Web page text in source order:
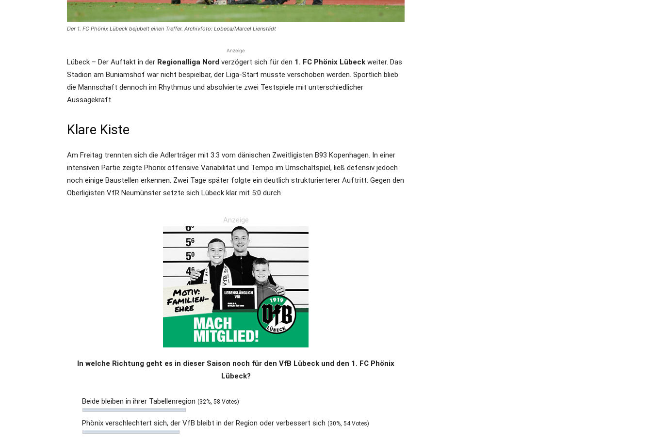
Der 1. FC Phönix Lübeck bejubelt einen Treffer. Archivfoto: Lobeca/Marcel Lienstädt
Anzeige
Lübeck – Der Auftakt in der Regionalliga Nord verzögert sich für den 1. FC Phönix Lübeck weiter. Das
Stadion am Buniamshof war nicht bespielbar, der Liga-Start musste verschoben werden. Sportlich blieb
die Mannschaft dennoch im Rhythmus und absolvierte zwei Testspiele mit unterschiedlicher
Aussagekraft.
Klare Kiste
Am Freitag trennten sich die Adlerträger mit 3:3 vom dänischen Zweitligisten B93 Kopenhagen. In einer
intensiven Partie zeigte Phönix offensive Variabilität und Tempo im Umschaltspiel, ließ defensiv jedoch
noch einige Baustellen erkennen. Zwei Tage später folgte ein deutlich strukturierterer Auftritt: Gegen den
Oberligisten VfR Neumünster setzte sich Lübeck klar mit 5:0 durch.
Anzeige
In welche Richtung geht es in dieser Saison noch für den VfB Lübeck und den 1. FC Phönix
Lübeck?
Beide bleiben in ihrer Tabellenregion (32%, 58 Votes)
Phönix verschlechtert sich, der VfB bleibt in der Region oder verbessert sich (30%, 54 Votes)